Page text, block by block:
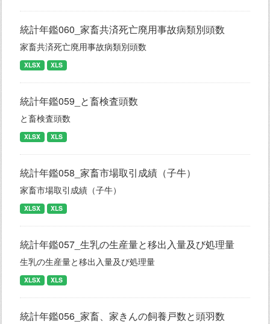
統計年鑑060_家畜共済死亡廃用事故病類別頭数
家畜共済死亡廃用事故病類別頭数
XLSX XLS
統計年鑑059_と畜検査頭数
と畜検査頭数
XLSX XLS
統計年鑑058_家畜市場取引成績（子牛）
家畜市場取引成績（子牛）
XLSX XLS
統計年鑑057_生乳の生産量と移出入量及び処理量
生乳の生産量と移出入量及び処理量
XLSX XLS
統計年鑑056_家畜、家きんの飼養戸数と頭羽数